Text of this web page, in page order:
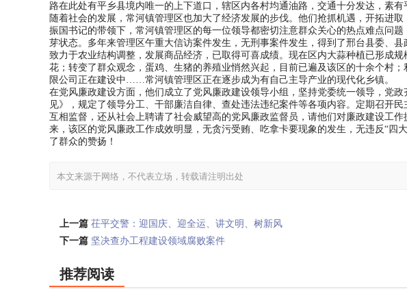
路在此处有平乡县境内唯一的上下道口，辖区内各村均通油路，交通十分发达，素有
随着社会的发展，常河镇管理区也加大了经济发展的步伐。他们抢抓机遇，开拓进
振国书记的带领下，常河镇管理区的每一位领导都密切注意群众关心的热点难点问
芽状态。多年来管理区午重大信访案件发生，无刑事案件发生，得到了邢台县委、
致力于农业结构调整，发展商品经济，已取得可喜成绩。现在区内大蒜种植已形成
花；转变了群众观念，蛋鸡、生猪的养殖业悄然兴起，目前已遍及该区的十余个村
限公司正在建设中……常河镇管理区正在逐步成为有自己主导产业的现代化乡镇。
在党风廉政建设方面，他们成立了党风廉政建设领导小组，坚持党委统一领导，党
见》，规定了领导分工、干部廉洁自律、查处违法违纪案件等各项内容。定期召开
互相监督，还从社会上聘请了社会威望高的党风廉政监督员，请他们对廉政建设工
来，该区的党风廉政工作成效明显，无贪污受贿、吃拿卡要现象的发生，无违反“四
了群众的赞扬！
本文来源于网络，不代表立场，转载请注明出处
上一篇 茌平交警：迎国庆、迎全运、讲文明、树新风
下一篇 坚决查办工程建设领域腐败案件
推荐阅读